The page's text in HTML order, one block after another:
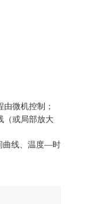
由微机控制 ；
（或局部放大
曲线、温度—时